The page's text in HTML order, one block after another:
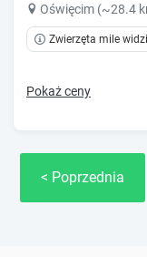
Oświęcim (~28.4
Zwierzęta mile
Pokaż ceny
Poprzednia